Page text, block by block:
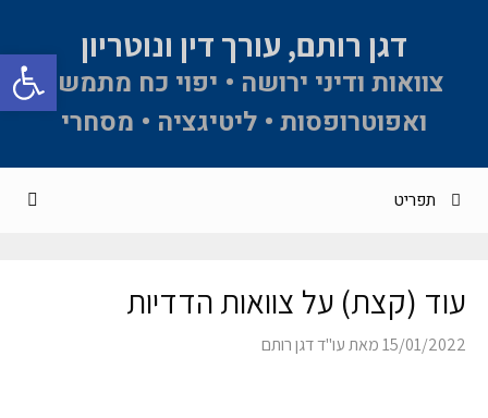
פתח דגן רותם, עורך דין ונוטריון
צוואות ודיני ירושה • יפוי כח מתמשך
ואפוטרופסות • ליטיגציה • מסחרי
תפריט
עוד (קצת) על צוואות הדדיות
15/01/2022מאתעו"ד דגן רותם